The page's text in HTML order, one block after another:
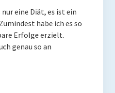
eine Diät, es ist ein
habe ich es so
Erfolge erzielt.
genau so an